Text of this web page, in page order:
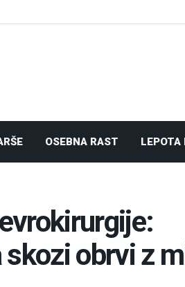
OSEBNA RAST LEPOTA
obrvi z